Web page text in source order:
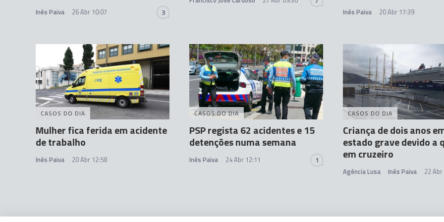
Inês Paiva 26 Abr 10:07 3 Inês Paiva 20 Abr 17:39
CASOS DO DIA
Mulher fica ferida em acidente
de trabalho
Inês Paiva 20 Abr 12:58
CASOS DO DIA
PSP regista 62 acidentes e 15
detenções numa semana
Inês Paiva 24 Abr 12:11 1
CASOS DO DIA
Criança de dois anos
estado grave devido a
em cruzeiro
Agência Lusa Inês Paiva
22 Abr